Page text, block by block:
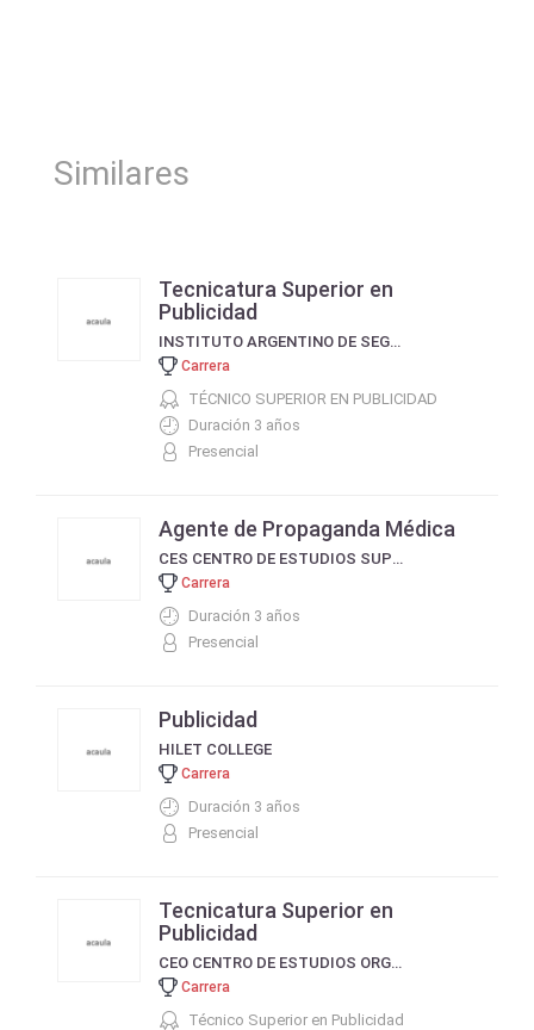
Similares
Tecnicatura Superior en
Publicidad
INSTITUTO ARGENTINO DE SEGURIDAD
Carrera
TÉCNICO SUPERIOR EN PUBLICIDAD
Duración 3 años
Presencial
Agente de Propaganda Médica
CES CENTRO DE ESTUDIOS SUPERIORES
Carrera
Duración 3 años
Presencial
Publicidad
HILET COLLEGE
Carrera
Duración 3 años
Presencial
Tecnicatura Superior en
Publicidad
CEO CENTRO DE ESTUDIOS ORGANIZACIONALES
Carrera
Técnico Superior en Publicidad